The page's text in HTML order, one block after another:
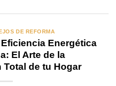
DE REFORMA
Energética
El Arte de la
de tu Hogar